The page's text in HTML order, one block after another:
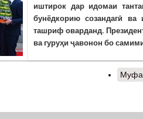
иштирок дар идомаи
бунёдкорию созандагӣ
ташриф оварданд.
ва гуруҳи ҷавонон бо